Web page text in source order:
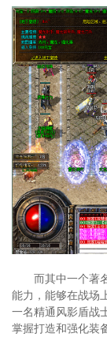
而其中一个著
能力，能够在战场
一名精通风影盾战
掌握打造和强化装